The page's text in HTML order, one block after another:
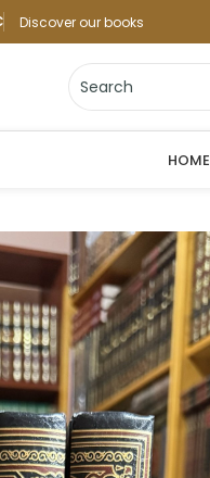
Discover our books
HOME